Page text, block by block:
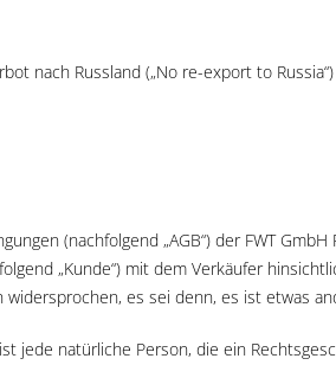
nach Russland („No re-export to Russia“)
(nachfolgend „AGB“) der FWT
„Kunde“) mit dem Verkäufer
es sei denn, es ist etwas
jede natürliche Person, die ein